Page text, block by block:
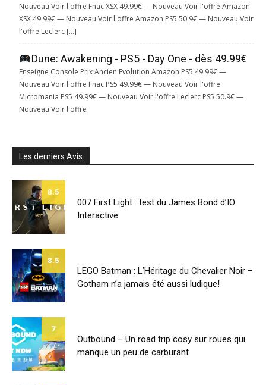
Nouveau Voir l'offre Fnac XSX 49.99€ — Nouveau Voir l'offre Amazon
XSX 49.99€ — Nouveau Voir l'offre Amazon PS5 50.9€ — Nouveau Voir
l'offre Leclerc […]
Dune: Awakening - PS5 - Day One - dès 49.99€
Enseigne Console Prix Ancien Evolution Amazon PS5 49.99€ —
Nouveau Voir l'offre Fnac PS5 49.99€ — Nouveau Voir l'offre
Micromania PS5 49.99€ — Nouveau Voir l'offre Leclerc PS5 50.9€ —
Nouveau Voir l'offre
Les derniers Avis
8.5
007 First Light : test du James Bond d’IO
Interactive
8.5
LEGO Batman : L’Héritage du Chevalier Noir –
Gotham n’a jamais été aussi ludique!
7
Outbound – Un road trip cosy sur roues qui
manque un peu de carburant